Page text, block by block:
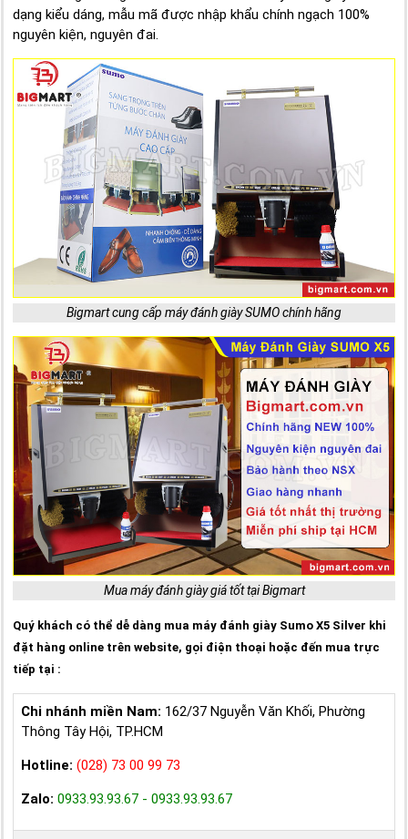
dạng kiểu dáng, mẫu mã được nhập khẩu chính ngạch 100%
nguyên kiện, nguyên đai.
Bigmart cung cấp máy đánh giày SUMO chính hãng
Mua máy đánh giày giá tốt tại Bigmart
Quý khách có thể dễ dàng mua máy đánh giày Sumo X5 Silver khi
đặt hàng online trên website, gọi điện thoại hoặc đến mua trực
tiếp tại :
Chi nhánh miền Nam: 162/37 Nguyễn Văn Khối, Phường
Thông Tây Hội, TP.HCM
Hotline: (028) 73 00 99 73
Zalo: 0933.93.93.67 - 0933.93.93.67